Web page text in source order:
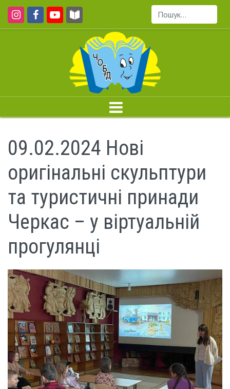
Пошук...
09.02.2024 Нові
оригінальні скульптури
та туристичні принади
Черкас – у віртуальній
прогулянці